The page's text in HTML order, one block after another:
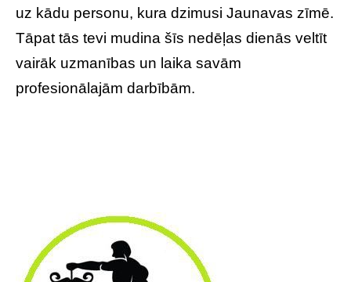
uz kādu personu, kura dzimusi Jaunavas zīmē.
Tāpat tās tevi mudina šīs nedēļas dienās veltīt
vairāk uzmanības un laika savām
profesionālajām darbībām.